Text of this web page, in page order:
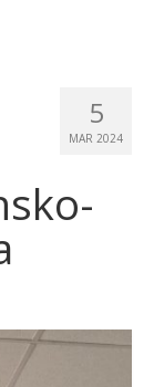
5
MAR 2024